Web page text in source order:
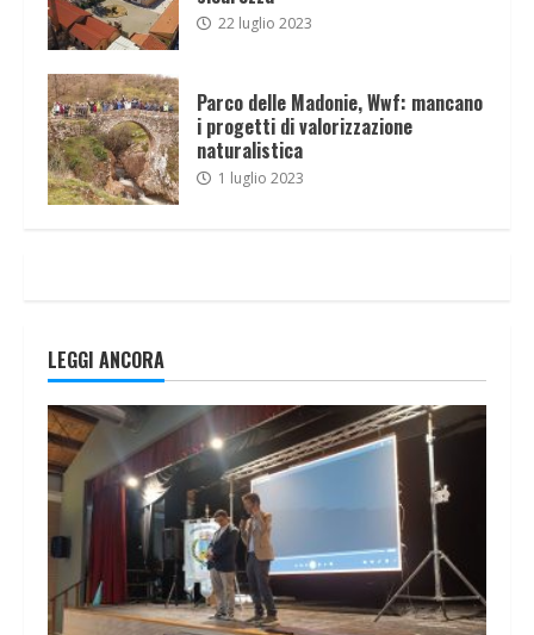
22 luglio 2023
Parco delle Madonie, Wwf: mancano
i progetti di valorizzazione
naturalistica
1 luglio 2023
LEGGI ANCORA